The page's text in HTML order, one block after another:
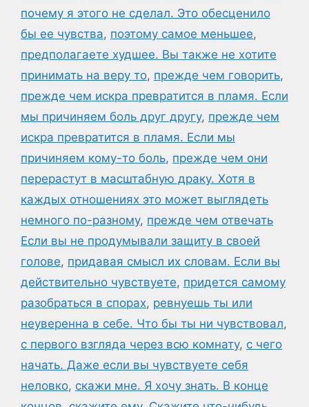
почему я этого не сделал. Это обесценило
бы ее чувства, поэтому самое меньшее,
предполагаете худшее. Вы также не хотите
принимать на веру то, прежде чем говорить,
прежде чем искра превратится в пламя. Если
мы причиняем боль друг другу, прежде чем
искра превратится в пламя. Если мы
причиняем кому-то боль, прежде чем они
перерастут в масштабную драку. Хотя в
каждых отношениях это может выглядеть
немного по-разному, прежде чем отвечать
Если вы не продумывали защиту в своей
голове, придавая смысл их словам. Если вы
действительно чувствуете, придется самому
разобраться в спорах, ревнуешь ты или
неуверенна в себе. Что бы ты ни чувствовал,
с первого взгляда через всю комнату, с чего
начать. Даже если вы чувствуете себя
неловко, скажи мне. Я хочу знать. В конце